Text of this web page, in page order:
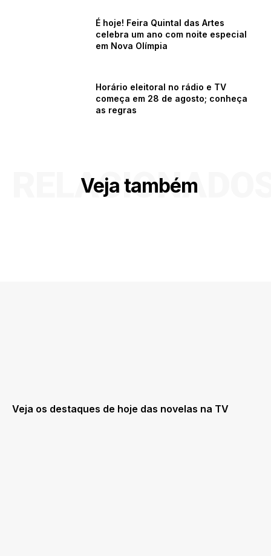
É hoje! Feira Quintal das Artes
celebra um ano com noite especial
em Nova Olímpia
Horário eleitoral no rádio e TV
começa em 28 de agosto; conheça
as regras
Veja também
Veja os destaques de hoje das novelas na TV